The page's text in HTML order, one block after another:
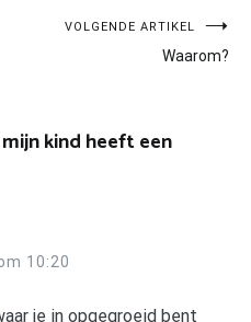
VOLGENDE ARTIKEL
Waarom?
kind heeft een
10:20
je in opgegroeid bent